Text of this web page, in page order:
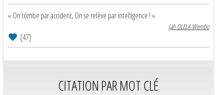
« On tombe par accident, On se relève par intelligence ! »
Jah OLELA Wembo
[47]
CITATION PAR MOT CLÉ